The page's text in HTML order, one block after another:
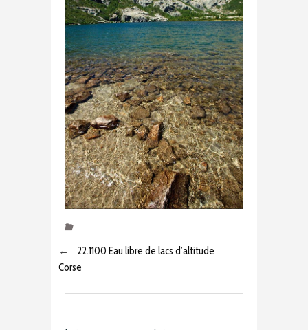
←
22.1100 Eau libre de lacs d’altitude
Corse